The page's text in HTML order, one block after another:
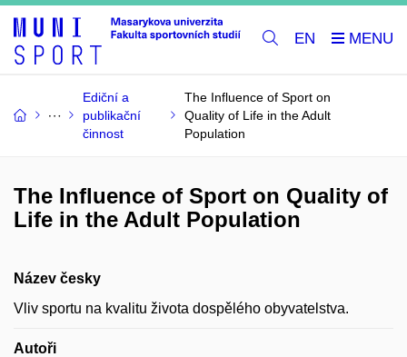
EN
Ediční a
publikační
činnost
The Influence of Sport on
Quality of Life in the Adult
Population
The Influence of Sport on Quality of
Life in the Adult Population
Název česky
Vliv sportu na kvalitu života dospělého obyvatelstva.
Autoři